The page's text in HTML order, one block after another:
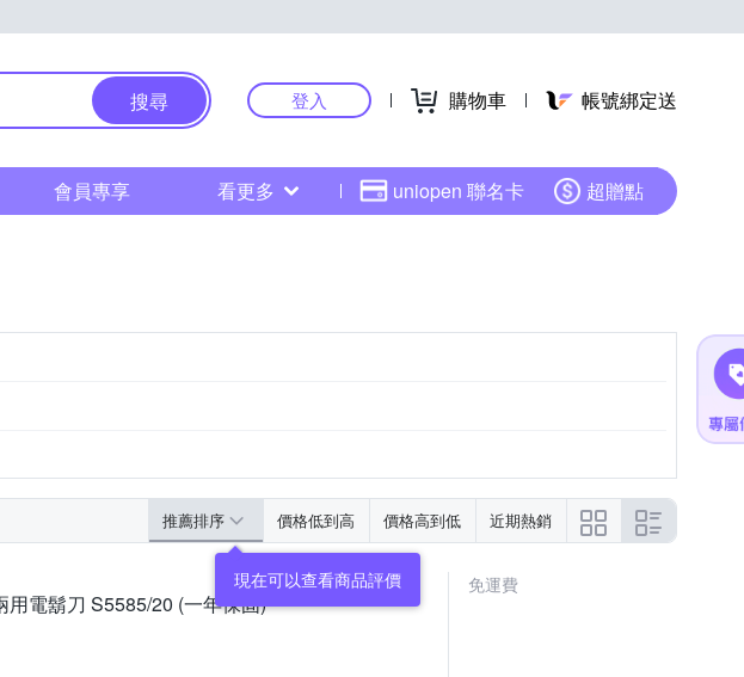
搜尋 登入 購物車 帳號綁定送
會員專享 看更多 uniopen 聯名卡 超贈點
推薦排序 價格低到高 價格高到低 近期熱銷
現在可以查看商品評價
用電鬍刀 S5585/20 (一年保固)
免運費